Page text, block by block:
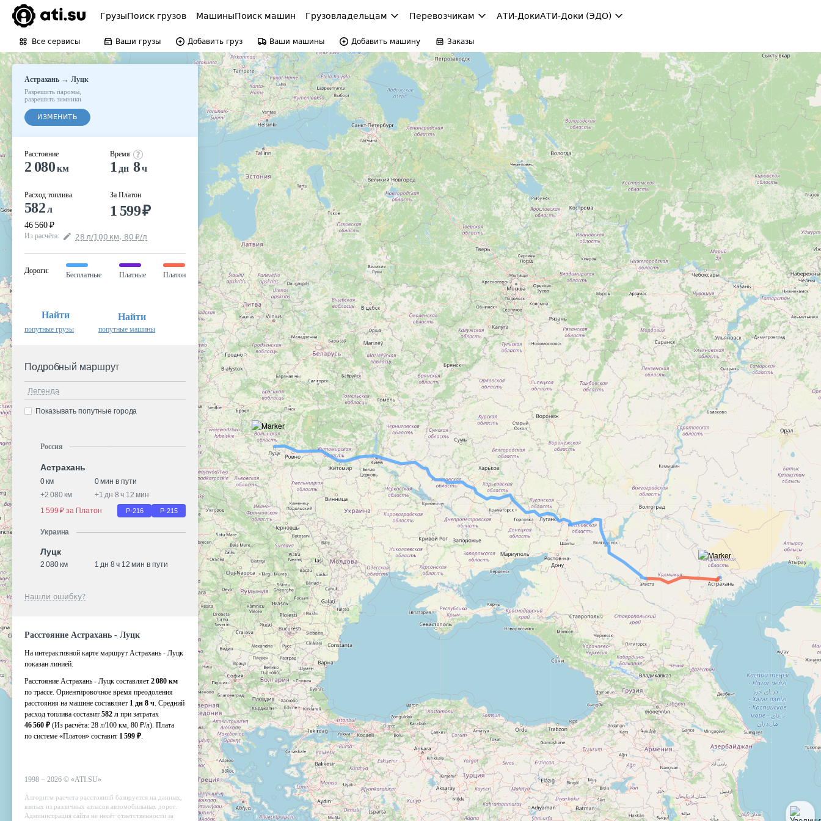
ГрузыПоиск грузов МашиныПоиск машин Грузовладельцам Перевозчикам АТИ-ДокиАТИ-Доки (ЭДО)
Все сервисы Ваши грузы Добавить груз Ваши машины Добавить машину Заказы
Астрахань → Луцк
Разрешить паромы
разрешить зимники
ИЗМЕНИТЬ
Расстояние
2 080км
Расход топлива
582л
46 560 ₽
Время
1 дн 8ч
За Платон
1 599₽
Из расчёта: 28 л/100 км, 80 ₽/л
Дороги:
Бесплатные Платные Платон
Найти
попутные грузы
Найти
попутные машины
Подробный маршрут
Легенда
Показывать попутные города
Россия
Астрахань
0 км
0 мин в пути
+2 080 км +1 дн 8 ч 12 мин
1 599 ₽ за Платон
Р-216 Р-215
Украина
Луцк
2 080 км 1 дн 8 ч 12 мин в пути
Нашли ошибку?
Расстояние Астрахань - Луцк
На интерактивной карте маршрут Астрахань - Луцк
показан линией.
Расстояние Астрахань - Луцк составляет 2 080 км
по трассе. Ориентировочное время преодоления
расстояния на машине составляет 1 дн 8 ч. Средний
расход топлива составит 582 л при затратах
46 560 ₽ (Из расчёта: 28 л/100 км, 80 ₽/л). Плата
по системе «Платон» составит 1 599 ₽.
1998 − 2026 © «ATI.SU»
Алгоритм расчета расстояний базируется на данных,
взятых из различных атласов автомобильных дорог.
Администрация сайта не несёт ответственности за